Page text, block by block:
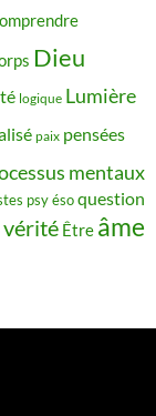
Dieu
logique Lumière
paix pensées
mentaux
psy ésoquestion
vérité Être âme